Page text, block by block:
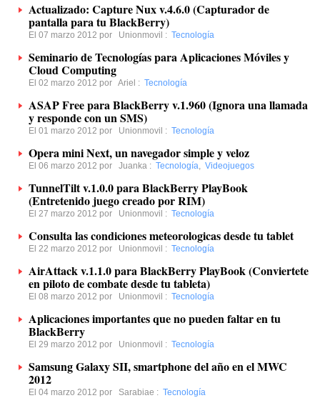
Actualizado: Capture Nux v.4.6.0 (Capturador de
pantalla para tu BlackBerry)
El 07 marzo 2012 por Unionmovil : Tecnología
Seminario de Tecnologías para Aplicaciones Móviles y
Cloud Computing
El 02 marzo 2012 por Ariel : Tecnología
ASAP Free para BlackBerry v.1.960 (Ignora una llamada
y responde con un SMS)
El 01 marzo 2012 por Unionmovil : Tecnología
Opera mini Next, un navegador simple y veloz
El 06 marzo 2012 por Juanka : Tecnología, Videojuegos
TunnelTilt v.1.0.0 para BlackBerry PlayBook
(Entretenido juego creado por RIM)
El 27 marzo 2012 por Unionmovil : Tecnología
Consulta las condiciones meteorologicas desde tu tablet
El 22 marzo 2012 por Unionmovil : Tecnología
AirAttack v.1.1.0 para BlackBerry PlayBook (Conviertete
en piloto de combate desde tu tableta)
El 08 marzo 2012 por Unionmovil : Tecnología
Aplicaciones importantes que no pueden faltar en tu
BlackBerry
El 29 marzo 2012 por Unionmovil : Tecnología
Samsung Galaxy SII, smartphone del año en el MWC
2012
El 04 marzo 2012 por Sarabiae : Tecnología